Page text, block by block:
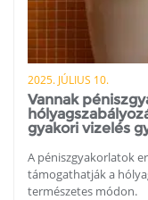
2025. JÚLIUS 10.
Vannak
gyakori vizelés
A péniszgyakorlatok
támogathatják a
természetes módon.